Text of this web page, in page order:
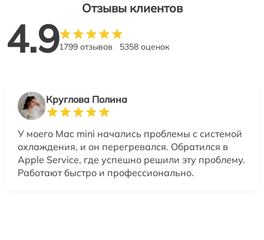
Отзывы клиентов
4.91799 отзывов 5358 оценок
Круглова Полина
У моего Mac mini начались проблемы с системой
охлаждения, и он перегревался. Обратился в
Apple Service, где успешно решили эту проблему.
Работают быстро и профессионально.